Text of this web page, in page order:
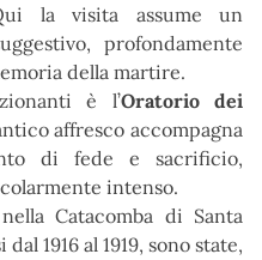
la visita assume un
profondamente
della martire.
è
l’Oratorio dei
affrescoaccompagna
di fede e sacrificio,
intenso.
Catacomba di Santa
1916 al 1919, sono state,